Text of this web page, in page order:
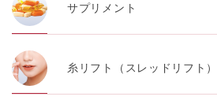
サプリメント
糸リフト（スレッドリフト）